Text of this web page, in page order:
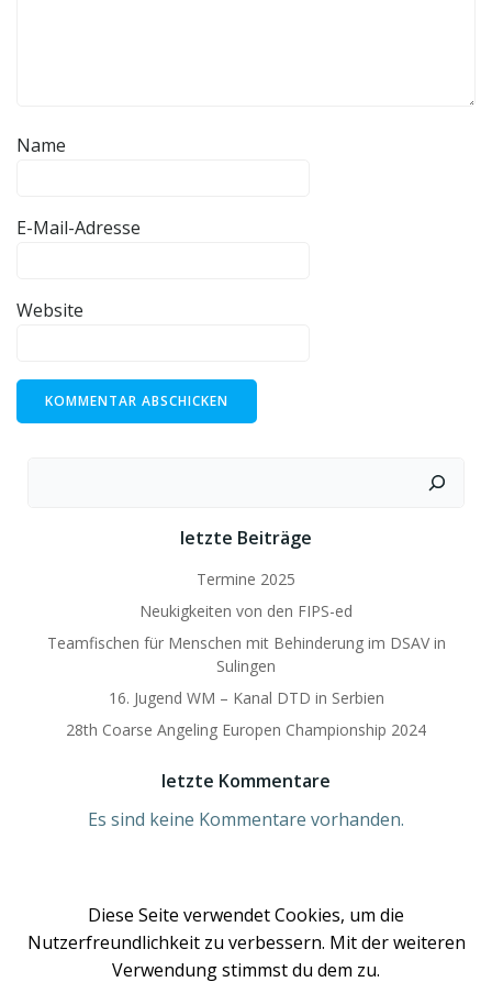
Name
E-Mail-Adresse
Website
letzte Beiträge
Termine 2025
Neukigkeiten von den FIPS-ed
Teamfischen für Menschen mit Behinderung im DSAV in
Sulingen
16. Jugend WM – Kanal DTD in Serbien
28th Coarse Angeling Europen Championship 2024
letzte Kommentare
Es sind keine Kommentare vorhanden.
Diese Seite verwendet Cookies, um die
Nutzerfreundlichkeit zu verbessern. Mit der weiteren
Verwendung stimmst du dem zu.